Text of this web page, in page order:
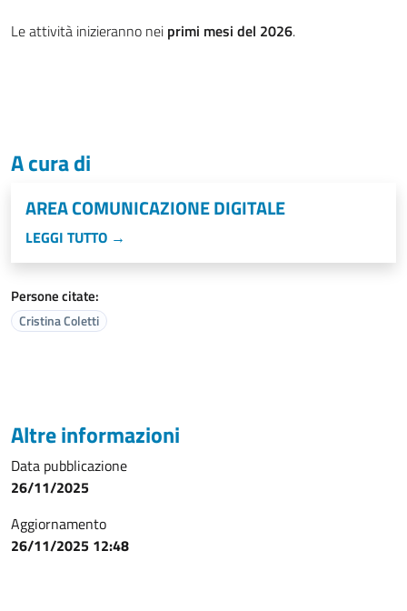
Le attività inizieranno nei primi mesi del 2026.
A cura di
AREA COMUNICAZIONE DIGITALE
LEGGI TUTTO →
Persone citate:
Cristina Coletti
Altre informazioni
Data pubblicazione
26/11/2025
Aggiornamento
26/11/2025 12:48